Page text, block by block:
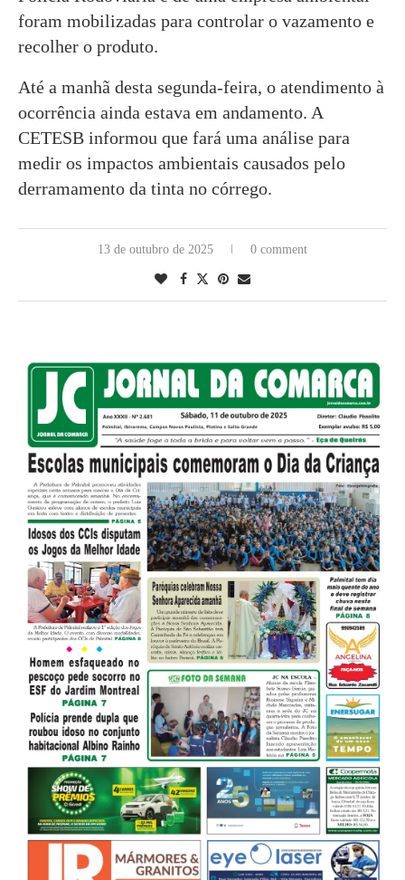
foram mobilizadas para controlar o vazamento e
recolher o produto.
Até a manhã desta segunda-feira, o atendimento à
ocorrência ainda estava em andamento. A
CETESB informou que fará uma análise para
medir os impactos ambientais causados pelo
derramamento da tinta no córrego.
13 de outubro de 2025 0 comment